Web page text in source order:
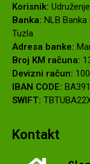
Korisnik:
Banka: NLB
Tuzla
Adresa banke:
Broj KM računa:
Devizni račun:
IBAN CODE:
SWIFT:
Kontakt